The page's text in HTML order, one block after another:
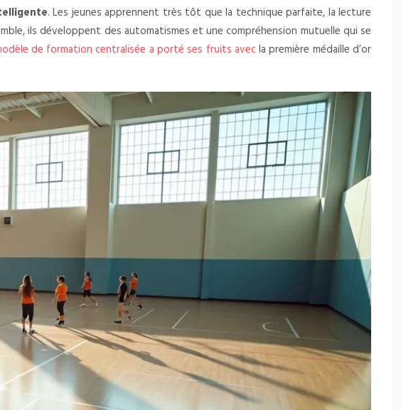
. Les jeunes apprennent très tôt que la technique parfaite, la lecture
ils développent des automatismes et une compréhension mutuelle qui se
de formation centralisée a porté ses fruits avecla première médaille d’or